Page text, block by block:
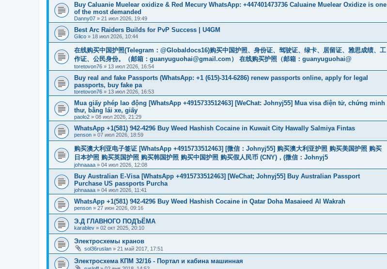
Buy Caluanie Muelear oxidize & Red Mecury WhatsApp: +447401473736 Caluaine Muelear Oxidize is one
of the most demanded
Danny07 » 21 июл 2026, 19:49
Best Arc Raiders Builds for PvP Success | U4GM
Glico » 18 июл 2026, 10:44
在线购买中国护照(Telegram：@Globaldocs16)购买中国护照、身份证、驾驶证、绿卡、居留证、雅思成绩、工
作证、公民身份。（邮箱： guanyuguohai@gmail.com ） 在线购买护照（邮箱：guanyuguohai@
toretovon76 » 13 июл 2026, 16:54
Buy real and fake Passports (WhatsApp: +1 (615)-314-6286) renew passports online, apply for legal
passports, buy fake pa
toretovon76 » 13 июл 2026, 16:53
Mua giấy phép lao động [WhatsApp +4915733512463] [WeChat: Johnyj55] Mua visa điện tử, chứng minh
thư, bằng lái xe, giấy
paolo2 » 08 июл 2026, 21:29
WhatsApp +1(581) 942-4296 Buy Weed Hashish Cocaine in Kuwait City Hawally Salmiya Fintas
penson » 07 июл 2026, 18:59
购买澳大利亚电子签证 [WhatsApp +4915733512463] [微信：Johnyj55] 购买澳大利亚护照 购买美国护照 购买
日本护照 购买英国护照 购买韩国护照 购买中国护照 购买假人民币 (CNY)，(微信：Johnyj5
johnaaaa » 04 июл 2026, 12:08
Buy Australian E-Visa [WhatsApp +4915733512463] [WeChat; Johnyj55] Buy Australian Passport
Purchase US passports Purcha
johnaaaa » 04 июл 2026, 11:41
WhatsApp +1(581) 942-4296 Buy Weed Hashish Cocaine in Qatar Doha Masaieed Al Wakrah
penson » 27 июн 2026, 09:16
Э.Д ГЛАВНОГО ПОДЪЁМА
karablev » 02 окт 2025, 20:10
Электросхемы кранов
sol36ruslan » 21 май 2017, 17:51
Электросхема КПМ 32/16 - Портал и кабина машинная